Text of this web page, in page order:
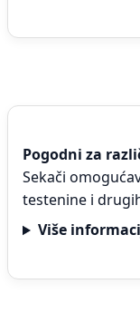
Pogodni za
Sekači
testenine i
Više